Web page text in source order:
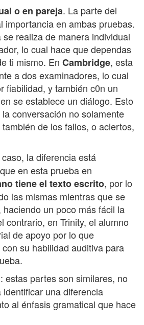
o en pareja. La parte del
importancia en ambas pruebas.
realiza de manera individual
lo cual hace que dependas
ti mismo. En Cambridge, esta
a dos examinadores, lo cual
fiabilidad, y también c0n un
se establece un diálogo. Esto
conversación no solamente
de los fallos, o aciertos,
la diferencia está
en esta prueba en
tiene el texto escrito, por lo
las mismas mientras que se
un poco más fácil la
contrario, en Trinity, el alumno
de apoyo por lo que
su habilidad auditiva para
: estas partes son similares, no
una diferencia
al énfasis gramatical que hace